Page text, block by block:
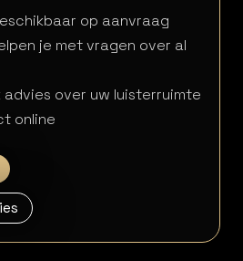
op aanvraag
je met vragen over al
advies over uw luisterruimte
online